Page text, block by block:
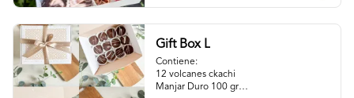
Gift Box L
Contiene:
12 volcanes ckachi
Manjar Duro 100 gr